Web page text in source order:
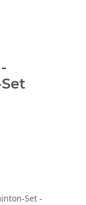
Set -